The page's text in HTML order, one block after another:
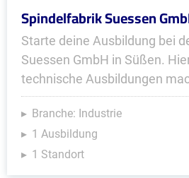
Spindelfabrik Suessen
Starte deine Ausbildung bei
Suessen GmbH in Süßen.
technische Ausbildungen
Branche: Industrie
1 Ausbildung
1 Standort